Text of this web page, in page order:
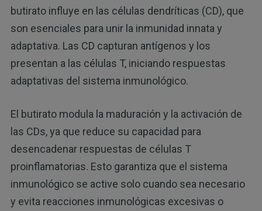
butirato influye en las células dendríticas (CD), que
son esenciales para unir la inmunidad innata y
adaptativa. Las CD capturan antígenos y los
presentan a las células T, iniciando respuestas
adaptativas del sistema inmunológico.
El butirato modula la maduración y la activación de
las CDs, ya que reduce su capacidad para
desencadenar respuestas de células T
proinflamatorias. Esto garantiza que el sistema
inmunológico se active solo cuando sea necesario
y evita reacciones inmunológicas excesivas o